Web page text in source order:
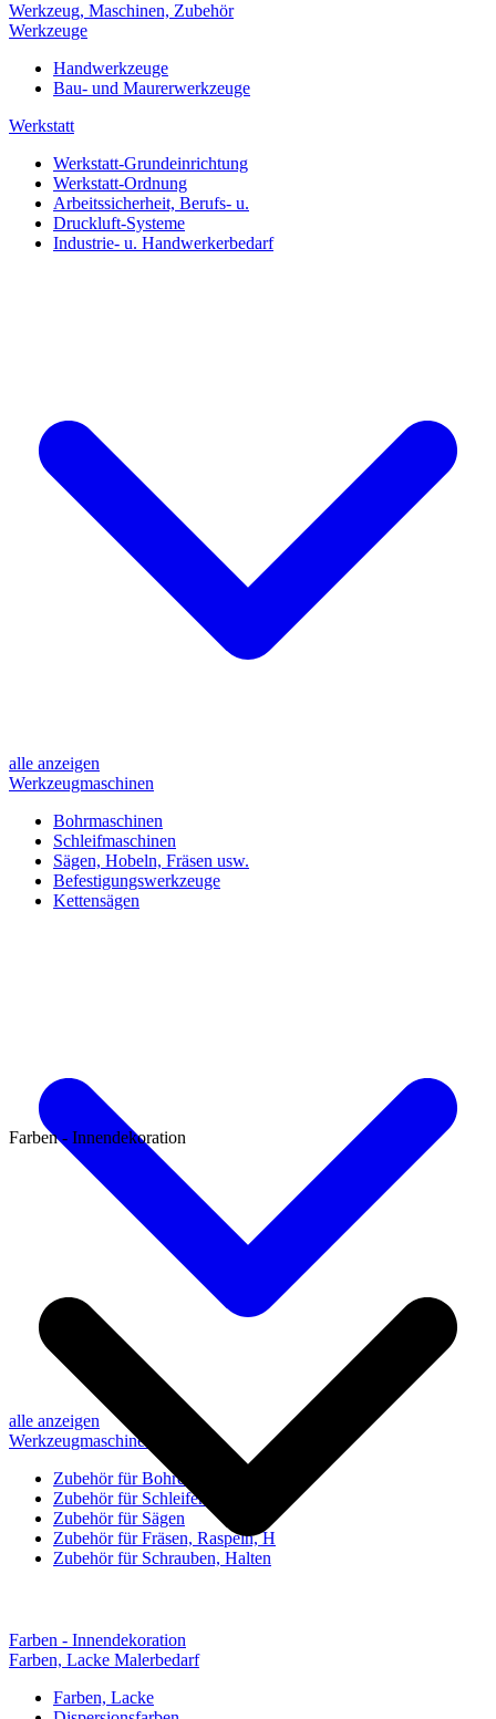
Werkzeug, Maschinen, Zubehör
Werkzeuge
Handwerkzeuge
Bau- und Maurerwerkzeuge
Werkstatt
Werkstatt-Grundeinrichtung
Werkstatt-Ordnung
Arbeitssicherheit, Berufs- u.
Druckluft-Systeme
Industrie- u. Handwerkerbedarf
alle anzeigen
Werkzeugmaschinen
Bohrmaschinen
Schleifmaschinen
Sägen, Hobeln, Fräsen usw.
Befestigungswerkzeuge
Kettensägen
alle anzeigen
Werkzeugmaschinen-Zubehör
Zubehör für Bohren, Bohrhilfen
Zubehör für Schleifen, Poliere
Zubehör für Sägen
Zubehör für Fräsen, Raspeln, H
Zubehör für Schrauben, Halten
Farben - Innendekoration
Farben - Innendekoration
Farben, Lacke Malerbedarf
Farben, Lacke